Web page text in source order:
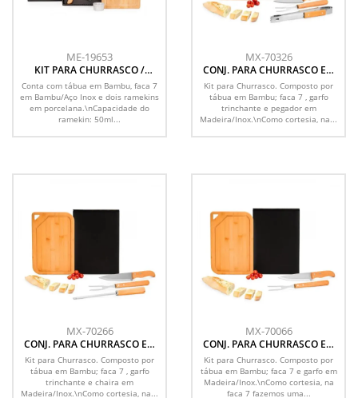
ME-19653
KIT PARA CHURRASCO /
PETISCO EM BAMBU /
PORCELANA - 4 PÇS
Conta com tábua em Bambu, faca 7
em Bambu/Aço Inox e dois ramekins
em porcelana.\nCapacidade do
ramekin: 50ml...
MX-70326
CONJ. PARA CHURRASCO EM
BAMBU / INOX / MADEIRA - 4
PÇS
Kit para Churrasco. Composto por
tábua em Bambu; faca 7 , garfo
trinchante e pegador em
Madeira/Inox.\nComo cortesia, na...
MX-70266
CONJ. PARA CHURRASCO EM
BAMBU / INOX / MADEIRA - 4
PÇS
Kit para Churrasco. Composto por
tábua em Bambu; faca 7 , garfo
trinchante e chaira em
Madeira/Inox.\nComo cortesia, na...
MX-70066
CONJ. PARA CHURRASCO EM
BAMBU / INOX / MADEIRA - 3
PÇS
Kit para Churrasco. Composto por
tábua em Bambu; faca 7 e garfo em
Madeira/Inox.\nComo cortesia, na
faca 7 fazemos uma...